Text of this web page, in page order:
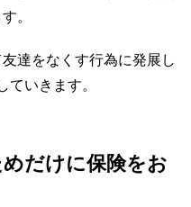
。
達をなくす行為に発展し
ていきます。
だけに保険をお